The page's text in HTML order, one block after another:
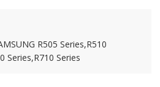
R505 Series,R510
Series,R710 Series